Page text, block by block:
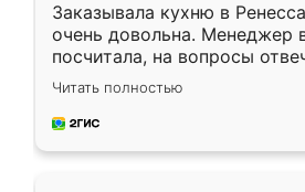
Заказывала кухню в
очень довольна. Менеджер
посчитала, на вопросы
Замерщик приехал в
делу со всей
за день, ребята работали
Читать полностью